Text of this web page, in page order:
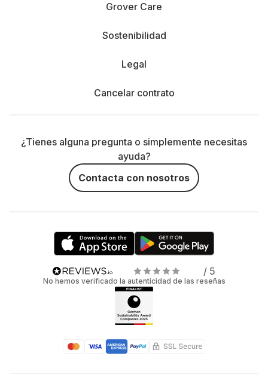
Grover Care
Sostenibilidad
Legal
Cancelar contrato
¿Tienes alguna pregunta o simplemente necesitas
ayuda?
Contacta con nosotros
/ 5
No hemos verificado la autenticidad de las reseñas